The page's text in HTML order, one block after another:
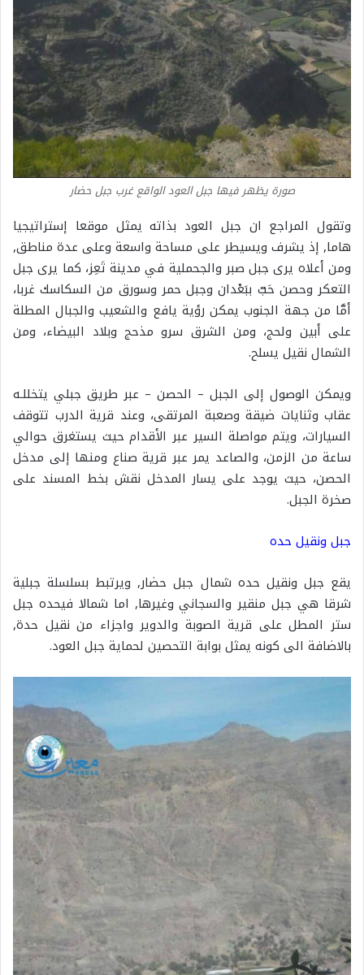
صورة يظهر فيها جبل العود الواقع غرب جبل حضار
وتقول المراجع ان جبل العود بذاته يمثل موقعا إستراتيجيا
هاما, إذ يشرف ويسيطر على مساحة واسعة وعلى عدة مناطق,
ومن أعلاه يرى جبل صبر والجحملية في مدينة تَعِز، كما يرى جبل
التعكر وحصن حَبّ ببَعْدان وجبل حمر وسورق من السكاسك غربا،
أمَّا من جهة الجنوب يمكن رؤية يافع والشعيب والجبال المطلة
على أبين ولحج، ومن الشرق سرو مذحج وبلاد البيضاء، ومن
الشمال نقيل يسلح.
ويمكن الوصول إلى الجبل – الحصن – عبر طريق جبلي يتخللـه
عقاب وثنايات ضيقة وصعبة المرتقى، وعند قرية الدرب تتوقف
السيارات، ويتم مواصلة السير عبر الأقدام حيث يستغرق حوالي
ساعة من الزمن، والصاعد يمر عبر قرية صناع ومنها إلى مدخل
الحصن، حيث يوجد على يسار المدخل نقش بخط المسند على
صخرة الجبل.
جبل ونقيل حده
يقع جبل ونقيل حده شمال جبل حضار, ويرتبط بسلسلة جبلية
شرقا هي جبل منقير والسجاني وغيرها, اما شمالا فيحده جبل
ستر المطل على قرية الصوبة والدوير واجزاء من نقيل حدة,
بالاضافة الى كونه يمثل بوابة التحصين لحماية جبل العود.